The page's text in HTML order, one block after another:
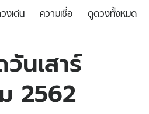
ไลฟ์สไตล์
วัยรุ่น
ไอที
รถยนต์
งเด่น ความเชื่อ ดูดวงทั้งหมด
นเสาร์
2562